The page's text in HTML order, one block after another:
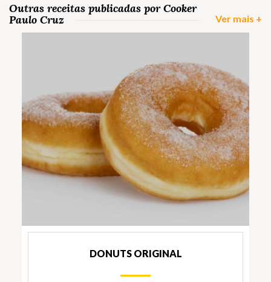
Outras receitas publicadas por Cooker
Paulo Cruz
Ver mais +
DONUTS ORIGINAL